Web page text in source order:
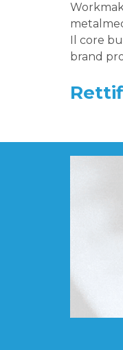
Il core
brand